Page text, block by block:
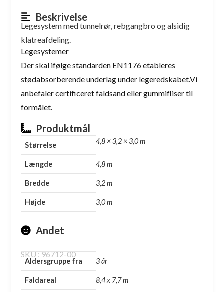
Beskrivelse
Legesystem med tunnelrør, rebgangbro og alsidig
klatreafdeling.
Legesystemer
Der skal ifølge standarden EN1176 etableres
stødabsorberende underlag under legeredskabet.Vi
anbefaler certificeret faldsand eller gummifliser til
formålet.
Produktmål
Størrelse 4,8 × 3,2 × 3,0 m
Længde 4,8 m
Bredde 3,2 m
Højde 3,0 m
Andet
SKU : 96712-00
Aldersgruppe fra 3 år
Faldareal 8,4 x 7,7 m